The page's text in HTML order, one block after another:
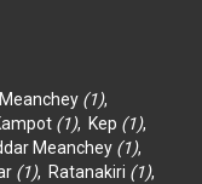
(1),
(1), Kep (1),
Meanchey (1),
(1), Ratanakiri (1),